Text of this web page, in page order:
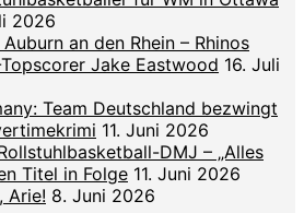
2026
an den Rhein – Rhinos
Jake Eastwood 16. Juli
Team Deutschland bezwingt
11. Juni 2026
DMJ – „Alles
Titel in Folge 11. Juni 2026
Arie! 8. Juni 2026